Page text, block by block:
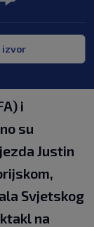
izvor
i
su
Justin
Svjetskog
na